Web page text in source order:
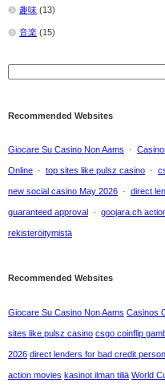
趣味 (13)
音楽 (15)
Recommended Websites
Giocare Su Casino Non Aams ·
Online · top sites like pulsz casino ·
new social casino May 2026 · direct
guaranteed approval · goojara.ch
rekisteröitymistä
Recommended Websites
Giocare Su Casino Non Aams Casinos
sites like pulsz casino csgo coinflip
2026 direct lenders for bad credit
action movies kasinot ilman tiliä World